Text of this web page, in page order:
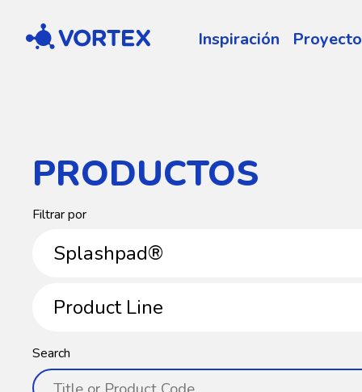
Vortex Inspiración
PRODUCTOS
Filtrar porProduct
Splashpad®
Product Line
Search